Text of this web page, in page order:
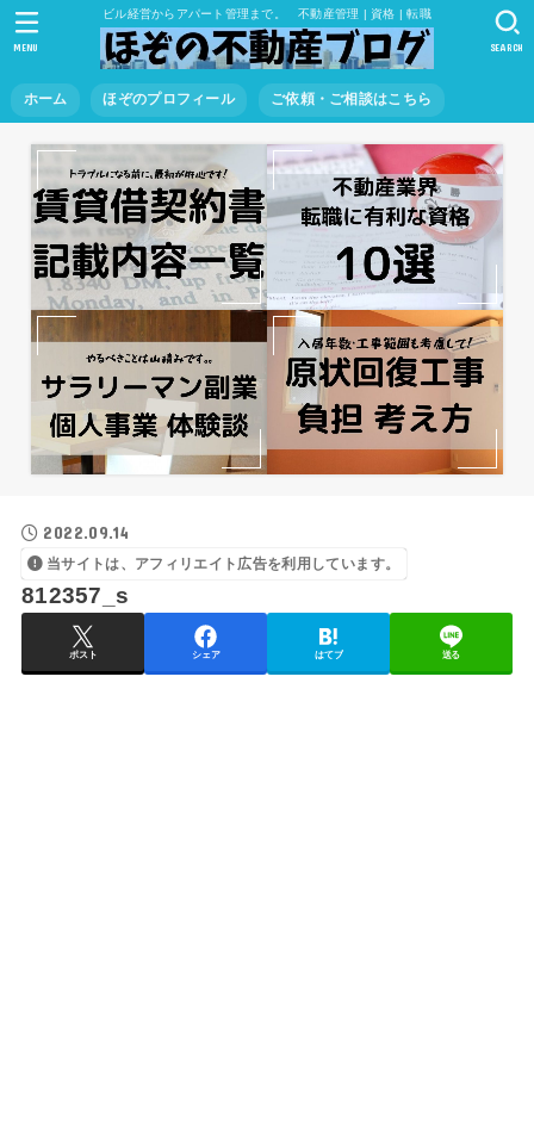
ビル経営からアパート管理まで。 不動産管理 | 資格 | 転職
ホーム ほぞのプロフィール ご依頼・ご相談はこちら
SEARCH
MENU
2022.09.14
当サイトは、アフィリエイト広告を利用しています。
812357_s
ポスト シェア はてブ 送る